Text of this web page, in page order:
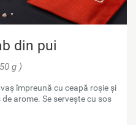
din pui
g )
împreună cu ceapă roșie și
arome. Se servește cu sos